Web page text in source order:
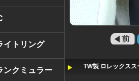
イトリング
ンクミュラー TW製 ロレックス